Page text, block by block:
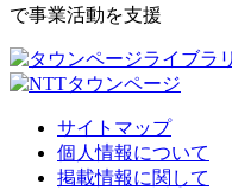
で事業活動を支援
サイトマップ
個人情報について
掲載情報に関して